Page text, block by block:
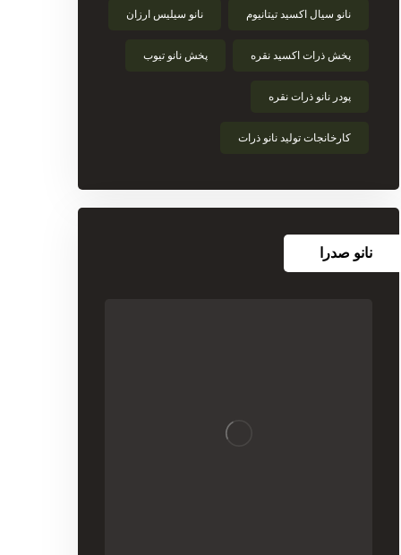
نانو سیال اکسید تیتانیوم نانو سیلیس ارزان
پخش ذرات اکسید نقره پخش نانو تیوب
پودر نانو ذرات نقره
کارخانجات تولید نانو ذرات
نانو صدرا